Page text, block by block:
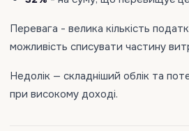
Перевага - велика кількість
можливість списувати частину
Недолік — складніший облік та
при високому доході.